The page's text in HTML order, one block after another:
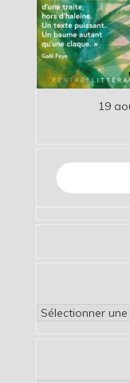
19
Catégories